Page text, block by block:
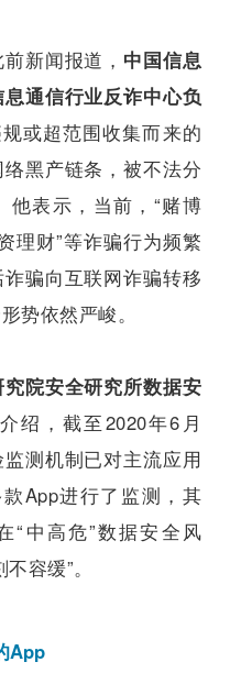
新闻报道， 中国信息
通信行业反诈中心负
或超范围收集而来的
黑产链条，被不法分
他表示，当前，“赌博
理财”等诈骗行为频繁
骗向互联网诈骗转移
势依然严峻。
院安全研究所数据安
介绍，截至2020年6月
测机制已对主流应用
App进行了监测，其
“中高危”数据安全风
容缓”。
App